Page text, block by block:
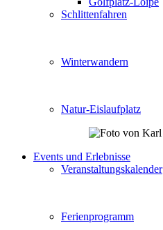
Schlittenfahren
Winterwandern
Natur-Eislaufplatz
Events und Erlebnisse
Veranstaltungskalender
Ferienprogramm